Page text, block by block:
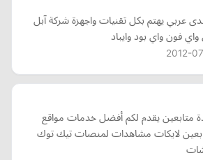
عربي يهتم بكل تقنيات واجهزة شركة آبل
فون واي بود وايباد
2012-
متابعين يقدم لكم أفضل خدمات مواقع
لايكات مشاهدات لمنصات تيك توك
شات